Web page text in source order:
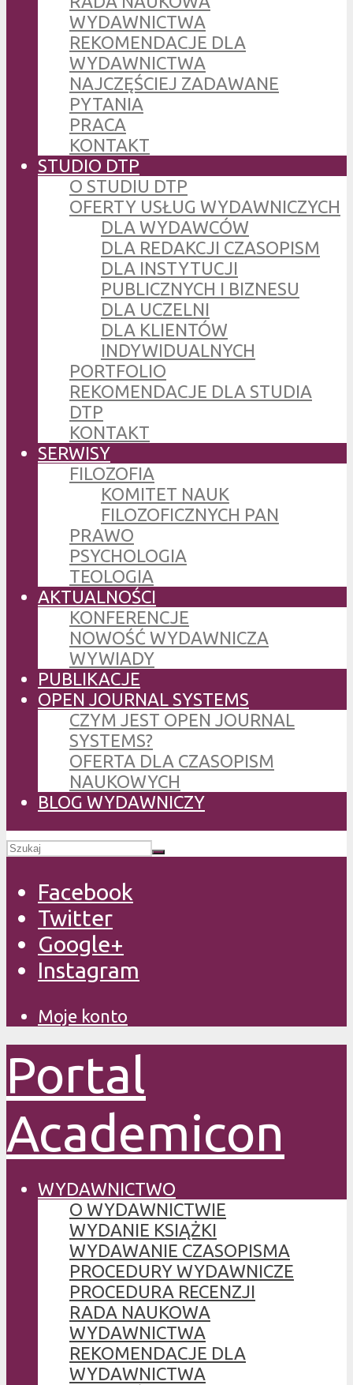
WYDAWNICTWA
REKOMENDACJE DLA
WYDAWNICTWA
NAJCZĘŚCIEJ ZADAWANE
PYTANIA
PRACA
KONTAKT
STUDIO DTP
O STUDIU DTP
OFERTY USŁUG WYDAWNICZYCH
DLA WYDAWCÓW
DLA REDAKCJI CZASOPISM
DLA INSTYTUCJI
PUBLICZNYCH I BIZNESU
DLA UCZELNI
DLA KLIENTÓW
INDYWIDUALNYCH
PORTFOLIO
REKOMENDACJE DLA STUDIA
DTP
KONTAKT
SERWISY
FILOZOFIA
KOMITET NAUK
FILOZOFICZNYCH PAN
PRAWO
PSYCHOLOGIA
TEOLOGIA
AKTUALNOŚCI
KONFERENCJE
NOWOŚĆ WYDAWNICZA
WYWIADY
PUBLIKACJE
OPEN JOURNAL SYSTEMS
CZYM JEST OPEN JOURNAL
SYSTEMS?
OFERTA DLA CZASOPISM
NAUKOWYCH
BLOG WYDAWNICZY
Facebook
Twitter
Google+
Instagram
Moje konto
Portal
Academicon
WYDAWNICTWO
O WYDAWNICTWIE
WYDANIE KSIĄŻKI
WYDAWANIE CZASOPISMA
PROCEDURY WYDAWNICZE
PROCEDURA RECENZJI
RADA NAUKOWA
WYDAWNICTWA
REKOMENDACJE DLA
WYDAWNICTWA